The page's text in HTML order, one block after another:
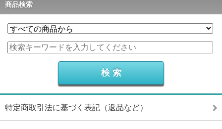
商品検索
特定商取引法に基づく表記（返品など）